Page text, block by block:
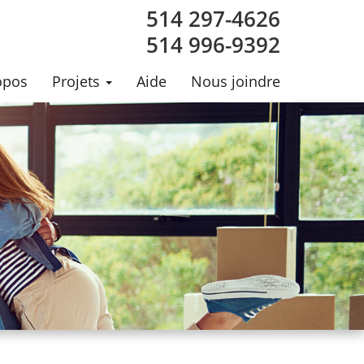
514 297-4626
514 996-9392
Projets Aide Nous joindre